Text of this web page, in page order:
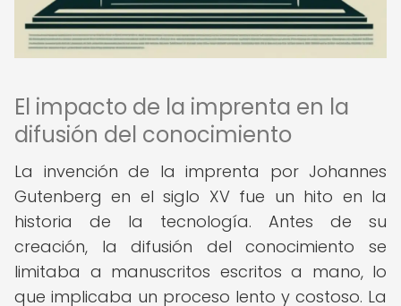
El impacto de la imprenta en la
difusión del conocimiento
La invención de la imprenta por Johannes
Gutenberg en el siglo XV fue un hito en la
historia de la tecnología. Antes de su
creación, la difusión del conocimiento se
limitaba a manuscritos escritos a mano, lo
que implicaba un proceso lento y costoso. La